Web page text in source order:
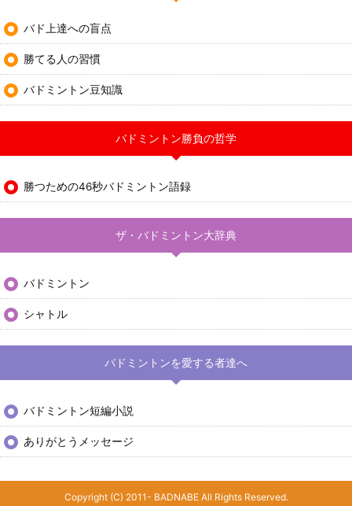
バド上達への盲点
勝てる人の習慣
バドミントン豆知識
バドミントン勝負の哲学
勝つための46秒バドミントン語録
ザ・バドミントン大辞典
バドミントン
シャトル
バドミントンを愛する者達へ
バドミントン短編小説
ありがとうメッセージ
Copyright (C) 2011- BADNABE All Rights Reserved.